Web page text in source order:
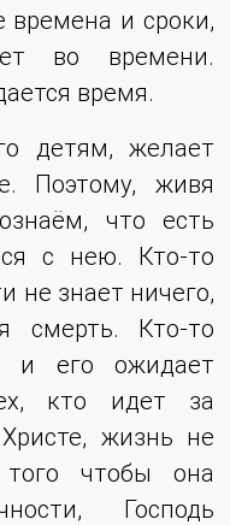
и сроки,
во времени.
время.
детям, желает
Поэтому, живя
что есть
с нею. Кто-то
не знает ничего,
смерть. Кто-то
и его ожидает
кто идет за
жизнь не
чтобы она
Господь